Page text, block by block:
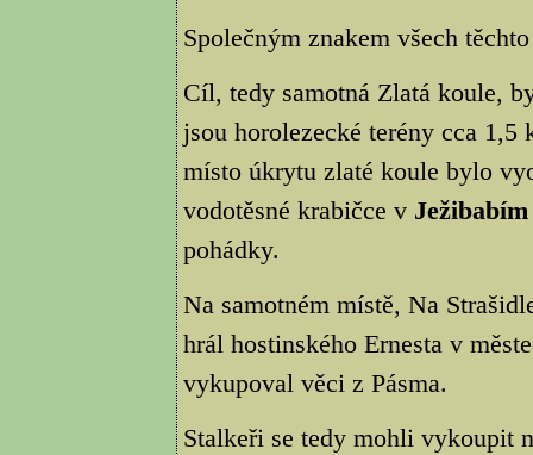
Společným znakem všech
Cíl, tedy samotná Zlatá koule,
jsou horolezecké terény cca
místo úkrytu zlaté koule bylo
vodotěsné krabičce v
pohádky.
Na samotném místě, Na
hrál hostinského Ernesta v
vykupoval věci z Pásma.
Stalkeři se tedy mohli vykoupit